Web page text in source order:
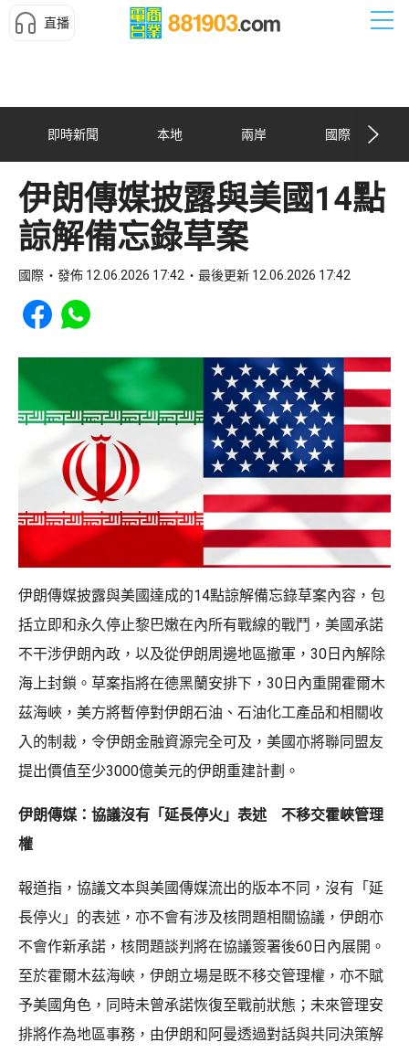
直播
即時新聞 本地 兩岸 國際
伊朗傳媒披露與美國14點
諒解備忘錄草案
國際 發佈 12.06.2026 17:42 最後更新 12.06.2026 17:42
Share to Facebook
Share to WhatsApp
伊朗傳媒披露與美國達成的14點諒解備忘錄草案內容，包
括立即和永久停止黎巴嫩在內所有戰線的戰鬥，美國承諾
不干涉伊朗內政，以及從伊朗周邊地區撤軍，30日內解除
海上封鎖。草案指將在德黑蘭安排下，30日內重開霍爾木
茲海峽，美方將暫停對伊朗石油、石油化工產品和相關收
入的制裁，令伊朗金融資源完全可及，美國亦將聯同盟友
提出價值至少3000億美元的伊朗重建計劃。
伊朗傳媒：協議沒有「延長停火」表述 不移交霍峽管理
權
報道指，協議文本與美國傳媒流出的版本不同，沒有「延
長停火」的表述，亦不會有涉及核問題相關協議，伊朗亦
不會作新承諾，核問題談判將在協議簽署後60日內展開。
至於霍爾木茲海峽，伊朗立場是既不移交管理權，亦不賦
予美國角色，同時未曾承諾恢復至戰前狀態；未來管理安
排將作為地區事務，由伊朗和阿曼透過對話與共同決策解